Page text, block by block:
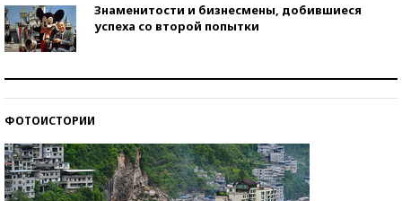
Знаменитости и бизнесмены, добившиеся
успеха со второй попытки
ФОТОИСТОРИИ